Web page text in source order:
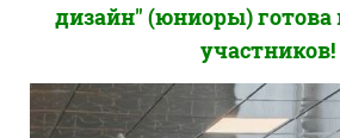
дизайн" (юниоры) готова
участников!